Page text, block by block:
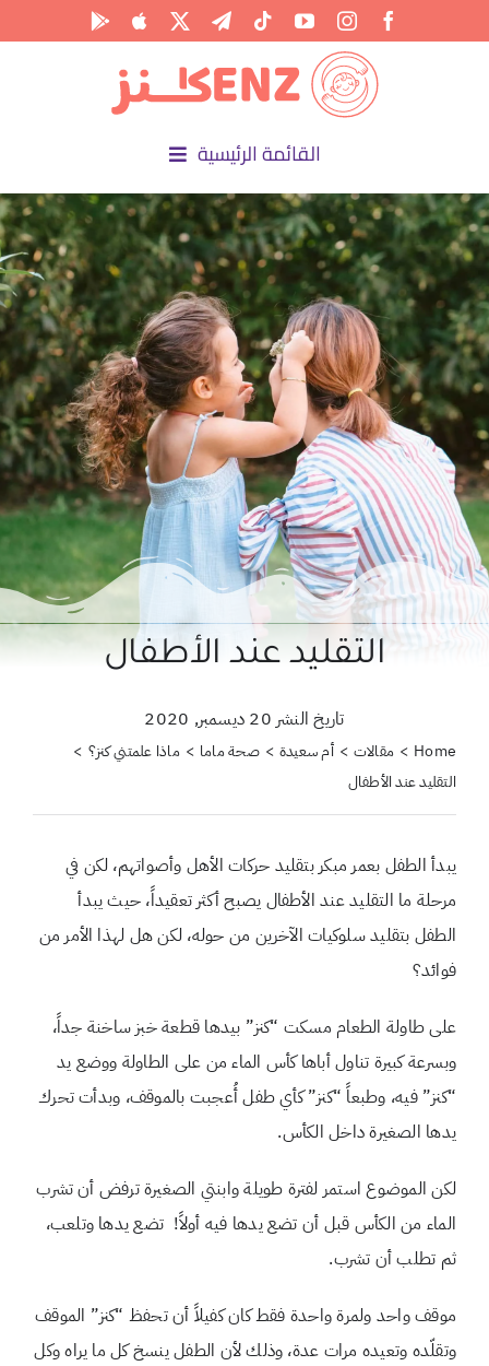
القائمة الرئيسية
الرئيسية
الأكاديمية
الأنشطة
المناسبات
المقالات
حول علمتني كنز
احجزي استشارة
التقليد عند الأطفال
Home مقالات أم سعيدة صحة ماما
ماذا علمتني كنز؟
التقليد عند الأطفال
تاريخ النشر 20 ديسمبر, 2020
يبدأ الطفل بعمر مبكر بتقليد حركات الأهل وأصواتهم، لكن في
مرحلة ما التقليد عند الأطفال يصبح أكثر تعقيداً، حيث يبدأ
الطفل بتقليد سلوكيات الآخرين من حوله، لكن هل لهذا الأمر من
فوائد؟
على طاولة الطعام مسكت “كنز” بيدها قطعة خبز ساخنة جداً،
وبسرعة كبيرة تناول أباها كأس الماء من على الطاولة ووضع يد
“كنز” فيه، وطبعاً “كنز” كأي طفل أُعجبت بالموقف، وبدأت تحرك
يدها الصغيرة داخل الكأس.
لكن الموضوع استمر لفترة طويلة وابنتي الصغيرة ترفض أن تشرب
الماء من الكأس قبل أن تضع يدها فيه أولاً! تضع يدها وتلعب،
ثم تطلب أن تشرب.
موقف واحد ولمرة واحدة فقط كان كفيلاً أن تحفظ “كنز” الموقف
وتقلّده وتعيده مرات عدة، وذلك لأن الطفل ينسخ كل ما يراه وكل